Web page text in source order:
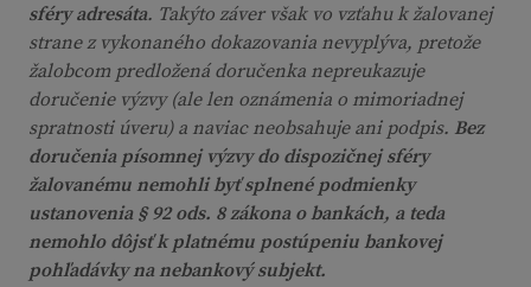
sféry adresáta. Takýto záver však vo vzťahu k žalovanej
strane z vykonaného dokazovania nevyplýva, pretože
žalobcom predložená doručenka nepreukazuje
doručenie výzvy (ale len oznámenia o mimoriadnej
spratnosti úveru) a naviac neobsahuje ani podpis. Bez
doručenia písomnej výzvy do dispozičnej sféry
žalovanému nemohli byť splnené podmienky
ustanovenia § 92 ods. 8 zákona o bankách, a teda
nemohlo dôjsť k platnému postúpeniu bankovej
pohľadávky na nebankový subjekt.